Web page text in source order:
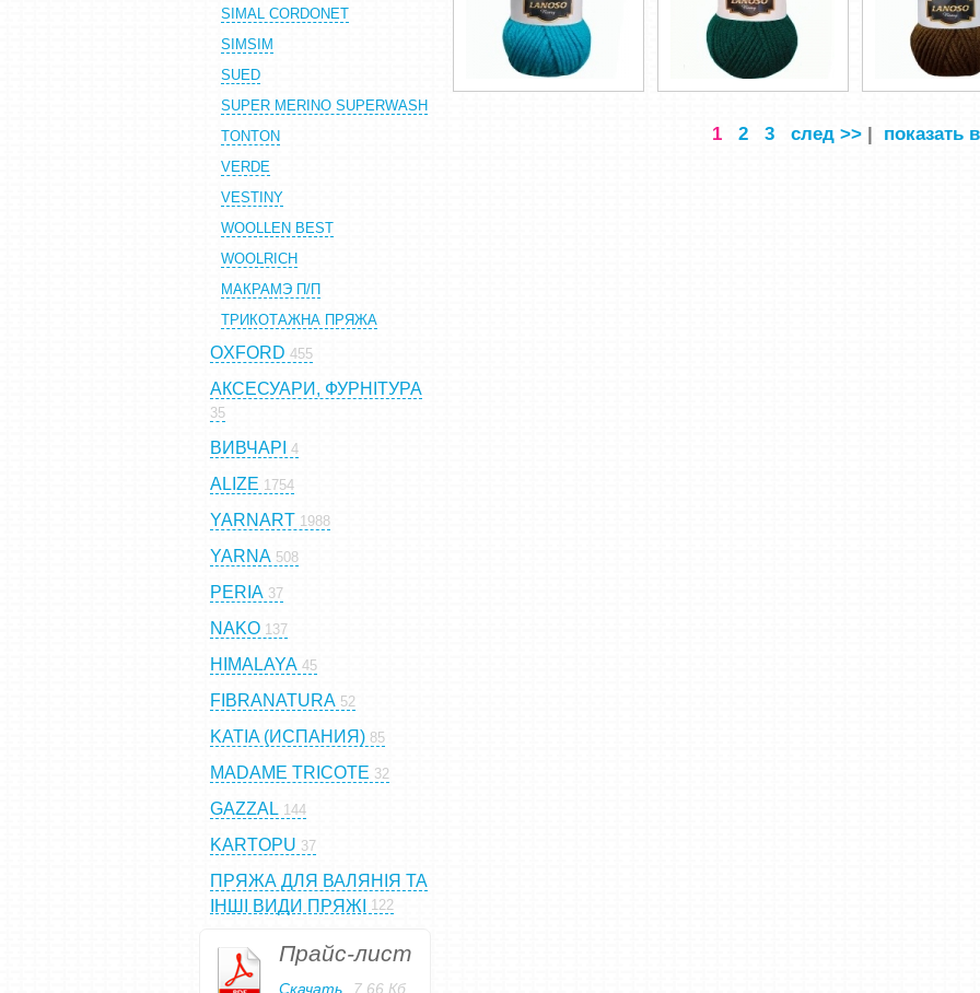
SIMAL CORDONET
SIMSIM
SUED
SUPER MERINO SUPERWASH
TONTON
VERDE
VESTINY
WOOLLEN BEST
WOOLRICH
МАКРАМЭ П/П
ТРИКОТАЖНА ПРЯЖА
OXFORD 455
АКСЕСУАРИ, ФУРНІТУРА
35
ВИВЧАРІ 4
ALIZE 1754
YARNART 1988
YARNA 508
PERIA 37
NAKO 137
HIMALAYA 45
FIBRANATURA 52
KATIA (ИСПАНИЯ) 85
MADAME TRICOTE 32
GAZZAL 144
KARTOPU 37
ПРЯЖА ДЛЯ ВАЛЯНІЯ ТА
ІНШІ ВИДИ ПРЯЖІ 122
Прайс-лист
Скачать 7,66 Кб
1 2 3 след >>| показать